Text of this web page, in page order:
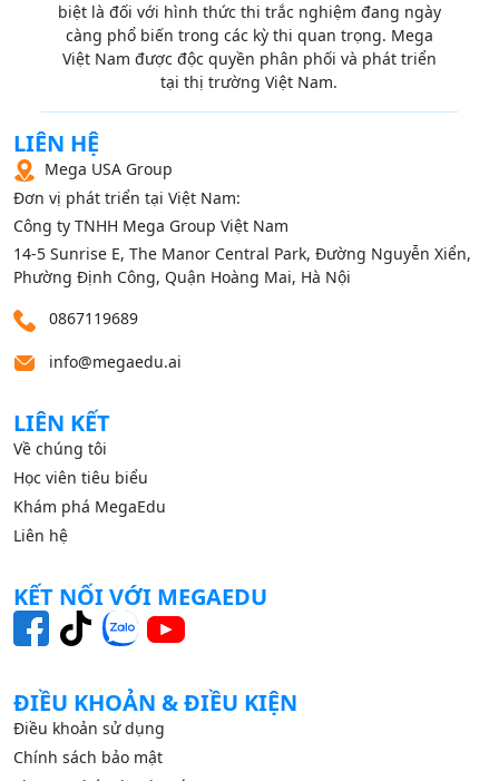
biệt là đối với hình thức thi trắc nghiệm đang ngày
càng phổ biến trong các kỳ thi quan trọng. Mega
Việt Nam được độc quyền phân phối và phát triển
tại thị trường Việt Nam.
LIÊN HỆ
Mega USA Group
Đơn vị phát triển tại Việt Nam:
Công ty TNHH Mega Group Việt Nam
14‑5 Sunrise E, The Manor Central Park, Đường Nguyễn Xiển,
Phường Định Công, Quận Hoàng Mai, Hà Nội
0867119689
info@megaedu.ai
LIÊN KẾT
Về chúng tôi
Học viên tiêu biểu
Khám phá MegaEdu
Liên hệ
KẾT NỐI VỚI MEGAEDU
ĐIỀU KHOẢN & ĐIỀU KIỆN
Điều khoản sử dụng
Chính sách bảo mật